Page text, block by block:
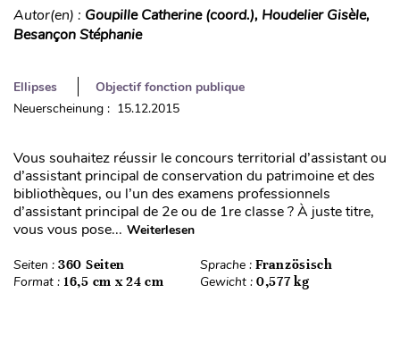
Autor(en) : Goupille Catherine (coord.), Houdelier Gisèle,
Besançon Stéphanie
Ellipses
Objectif fonction publique
Neuerscheinung : 15.12.2015
Vous souhaitez réussir le concours territorial d’assistant ou
d’assistant principal de conservation du patrimoine et des
bibliothèques, ou l’un des examens professionnels
d’assistant principal de 2e ou de 1re classe ? À juste titre,
vous vous pose... Weiterlesen
Seiten : 360 Seiten Sprache : Französisch
Format : 16,5 cm x 24 cm Gewicht : 0,577 kg